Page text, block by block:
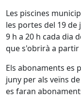
Les piscines
les portes del 19
9 h a 20 h cada dia
que s'obrirà a partir
Els abonaments es
juny per als veïns
es faran